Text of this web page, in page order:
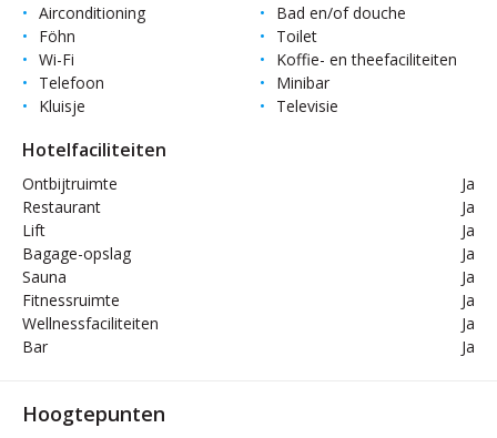
Airconditioning
Bad en/of douche
Föhn
Toilet
Wi-Fi
Koffie- en theefaciliteiten
Telefoon
Minibar
Kluisje
Televisie
Hotelfaciliteiten
Ontbijtruimte
Ja
Restaurant
Ja
Lift
Ja
Bagage-opslag
Ja
Sauna
Ja
Fitnessruimte
Ja
Wellnessfaciliteiten
Ja
Bar
Ja
Hoogtepunten